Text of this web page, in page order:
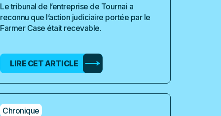
Le tribunal de l’entreprise de Tournai a
reconnu que l’action judiciaire portée par le
Farmer Case était recevable.
LIRE CET ARTICLE
Chronique